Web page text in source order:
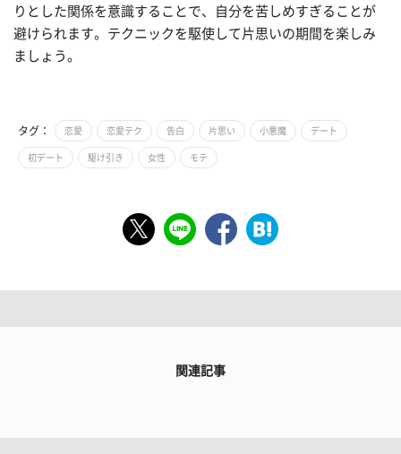
りとした関係を意識することで、自分を苦しめすぎることが
避けられます。テクニックを駆使して片思いの期間を楽しみ
ましょう。
タグ： 恋愛 恋愛テク 告白 片思い 小悪魔 デート
初デート 駆け引き 女性 モテ
関連記事